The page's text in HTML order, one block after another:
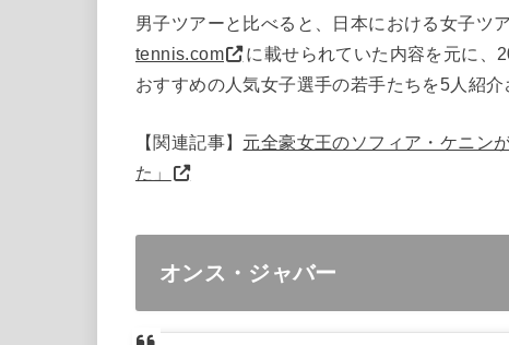
男子ツアーと比べると、日本における女子ツ
tennis.com
に載せられていた内容を元に、
おすすめの人気女子選手の若手たちを5人紹介
【関連記事】 元全豪女王のソフィア・ケニン
た」
オンス・ジャバー